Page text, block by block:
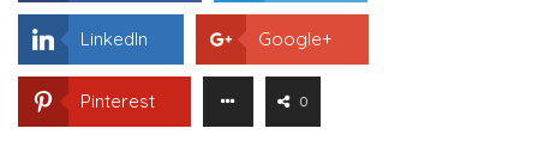
LinkedIn Google+
Pinterest 0